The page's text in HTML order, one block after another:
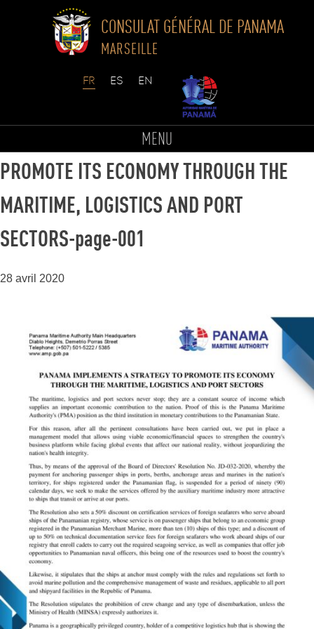
to
CONSULAT GÉNÉRAL DE PANAMA
MARSEILLE
MENU
PANAMA IMPLEMENTS A STRATEGY TO
PROMOTE ITS ECONOMY THROUGH THE
MARITIME, LOGISTICS AND PORT
SECTORS-page-001
28 avril 2020